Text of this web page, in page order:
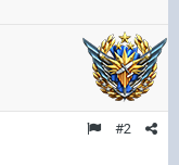
#2